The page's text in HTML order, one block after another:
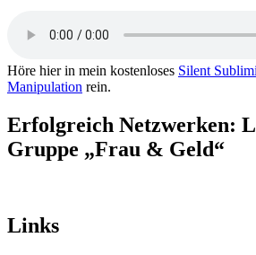
Höre hier in mein kostenloses Silent
Manipulation rein.
Erfolgreich Netzwerken:
Gruppe „Frau & Geld“
Links